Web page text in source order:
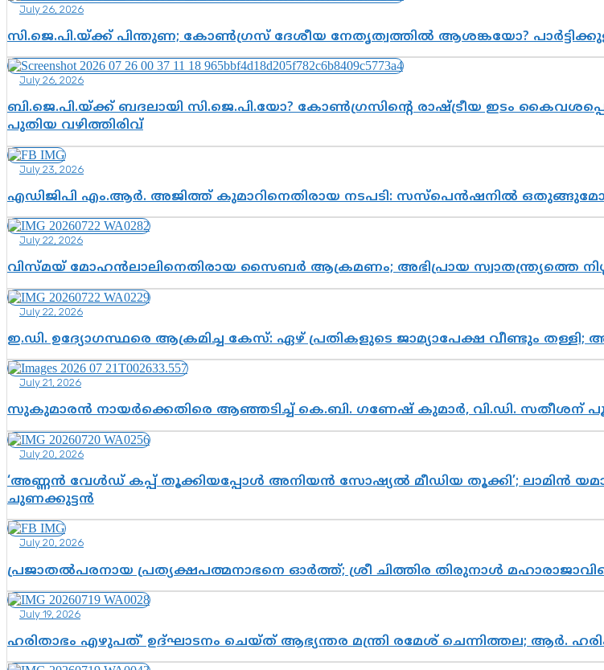
July 26, 2026
സി.ജെ.പി.യ്ക്ക് പിന്തുണ; കോൺഗ്രസ് ദേശീയ നേതൃത്വത്തിൽ ആശങ്കയോ?
July 26, 2026
ബി.ജെ.പി.യ്ക്ക് ബദലായി സി.ജെ.പി.യോ? കോൺഗ്രസിന്റെ രാഷ്ട്രീയ ഇടം
പുതിയ വഴിത്തിരിവ്
July 23, 2026
എഡിജിപി എം.ആർ. അജിത്ത് കുമാറിനെതിരായ നടപടി: സസ്പെൻഷനിൽ
July 22, 2026
വിസ്മയ് മോഹൻലാലിനെതിരായ സൈബർ ആക്രമണം; അഭിപ്രായ സ്വാതന്ത്ര്യത്തെ
July 22, 2026
ഇ.ഡി. ഉദ്യോഗസ്ഥരെ ആക്രമിച്ച കേസ്: ഏഴ് പ്രതികളുടെ ജാമ്യാപേക്ഷ വീണ്ടും
July 21, 2026
സുകുമാരൻ നായർക്കെതിരെ ആഞ്ഞടിച്ച് കെ.ബി. ഗണേഷ് കുമാർ, വി.ഡി. സതീശന്
July 20, 2026
‘അണ്ണൻ വേൾഡ് കപ്പ് തൂക്കിയപ്പോൾ അനിയൻ സോഷ്യൽ മീഡിയ തൂക്കി’; ലാമിൻ
ചുണക്കുട്ടൻ
July 20, 2026
പ്രജാതൽപരനായ പ്രത്യക്ഷപത്മനാഭനെ ഓർത്ത്; ശ്രീ ചിത്തിര തിരുനാൾ
July 19, 2026
ഹരിതാഭം എഴുപത്’ ഉദ്ഘാടനം ചെയ്ത് ആഭ്യന്തര മന്ത്രി രമേശ് ചെന്നിത്തല; ആർ.